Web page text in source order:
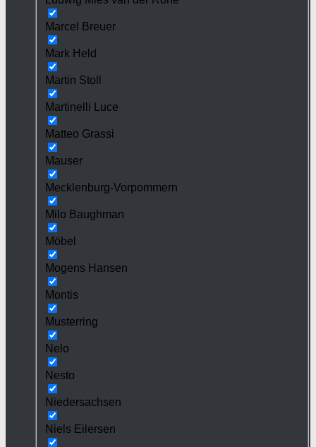
Marcel Breuer
Mark Held
Martin Stoll
Martinelli Luce
Matteo Grassi
Mauser
Mecklenburg-Vorpommern
Milo Baughman
Möbel
Mogens Hansen
Montis
Musterring
Nelo
Nesto
Niedersachsen
Niels Eilersen